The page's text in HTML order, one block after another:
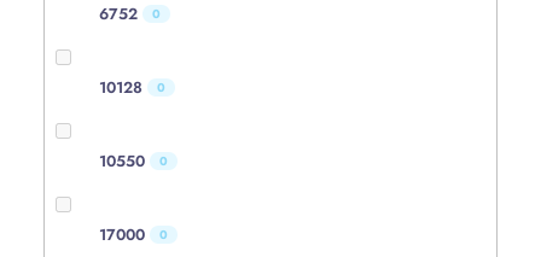
6752 0
10128 0
10550 0
17000 0